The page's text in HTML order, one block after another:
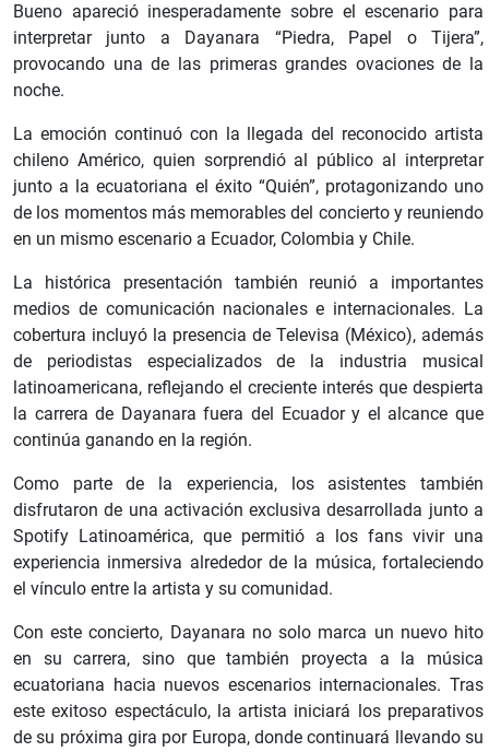
Bueno apareció inesperadamente sobre el escenario para
interpretar junto a Dayanara “Piedra, Papel o Tijera”,
provocando una de las primeras grandes ovaciones de la
noche.
La emoción continuó con la llegada del reconocido artista
chileno Américo, quien sorprendió al público al interpretar
junto a la ecuatoriana el éxito “Quién”, protagonizando uno
de los momentos más memorables del concierto y reuniendo
en un mismo escenario a Ecuador, Colombia y Chile.
La histórica presentación también reunió a importantes
medios de comunicación nacionales e internacionales. La
cobertura incluyó la presencia de Televisa (México), además
de periodistas especializados de la industria musical
latinoamericana, reflejando el creciente interés que despierta
la carrera de Dayanara fuera del Ecuador y el alcance que
continúa ganando en la región.
Como parte de la experiencia, los asistentes también
disfrutaron de una activación exclusiva desarrollada junto a
Spotify Latinoamérica, que permitió a los fans vivir una
experiencia inmersiva alrededor de la música, fortaleciendo
el vínculo entre la artista y su comunidad.
Con este concierto, Dayanara no solo marca un nuevo hito
en su carrera, sino que también proyecta a la música
ecuatoriana hacia nuevos escenarios internacionales. Tras
este exitoso espectáculo, la artista iniciará los preparativos
de su próxima gira por Europa, donde continuará llevando su